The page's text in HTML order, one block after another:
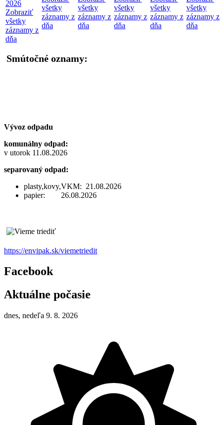
2026
Zobraziť
všetky
záznamy z
dňa
všetky
záznamy z
dňa
všetky
záznamy z
dňa
všetky
záznamy z
dňa
všetky
záznamy z
dňa
všetky
záznamy z
dňa
Smútočné oznamy:
Vývoz odpadu
komunálny odpad:
v utorok 11.08.2026
separovaný odpad:
plasty,kovy,VKM: 21.08.2026
papier: 26.08.2026
https://envipak.sk/viemetriedit
Facebook
Aktuálne počasie
dnes, nedeľa 9. 8. 2026